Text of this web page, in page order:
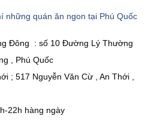
những quán ăn ngon tại Phú Quốc
Đông : số 10 Đường Lý Thường
, Phú Quốc
; 517 Nguyễn Văn Cừ , An Thới ,
22h hàng ngày